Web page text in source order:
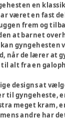
en
været en fast
frem og
at barnet
gyngehesten
når de lærer at
til alt fra en
designs at
til gyngeheste,
meget kram,
andre har